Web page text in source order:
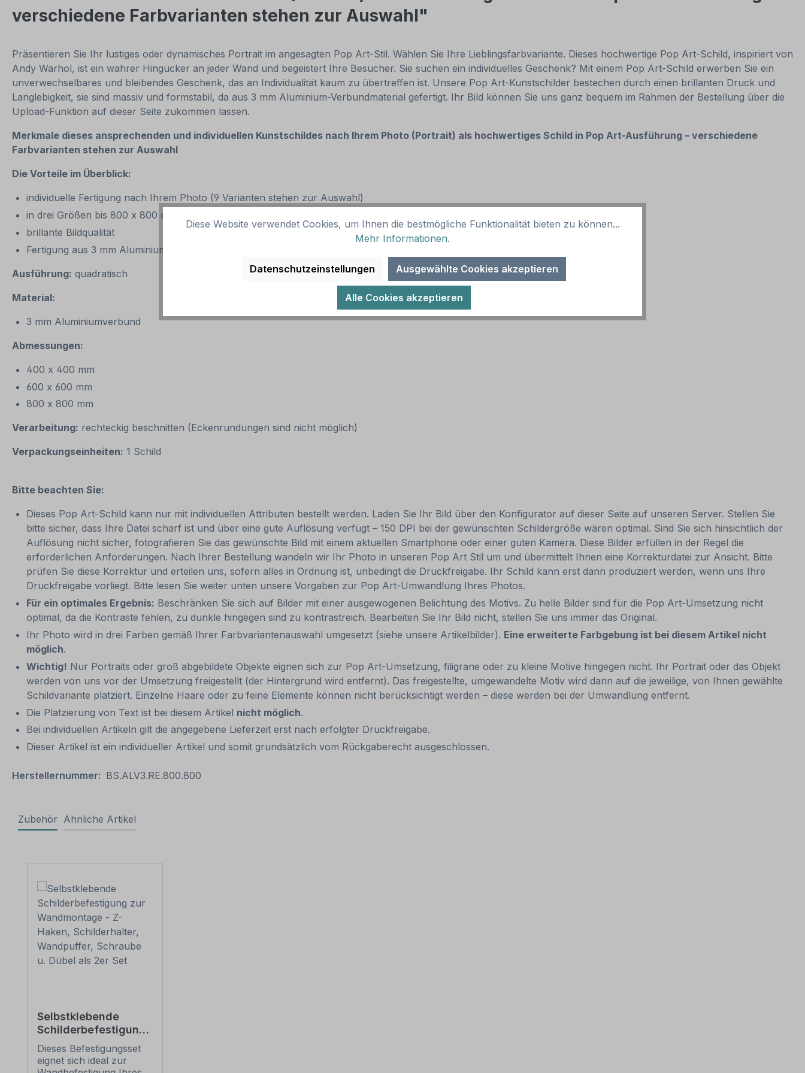
verschiedene Farbvarianten stehen zur Auswahl"
Präsentieren Sie Ihr lustiges oder dynamisches Portrait im angesagten Pop Art-Stil. Wählen Sie Ihre Lieblingsfarbvariante. Dieses hochwertige Pop Art-Schild, inspiriert von
Andy Warhol, ist ein wahrer Hingucker an jeder Wand und begeistert Ihre Besucher. Sie suchen ein individuelles Geschenk? Mit einem Pop Art-Schild erwerben Sie ein
unverwechselbares und bleibendes Geschenk, das an Individualität kaum zu übertreffen ist. Unsere Pop Art-Kunstschilder bestechen durch einen brillanten Druck und
Langlebigkeit, sie sind massiv und formstabil, da aus 3 mm Aluminium-Verbundmaterial gefertigt. Ihr Bild können Sie uns ganz bequem im Rahmen der Bestellung über die
Upload-Funktion auf dieser Seite zukommen lassen.
Merkmale dieses ansprechenden und individuellen Kunstschildes nach Ihrem Photo (Portrait) als hochwertiges Schild in Pop Art-Ausführung – verschiedene
Farbvarianten stehen zur Auswahl
Die Vorteile im Überblick:
individuelle Fertigung nach Ihrem Photo (9 Varianten stehen zur Auswahl)
in drei Größen bis 800 x 800 mm erhältlich (größere Formate sind möglich)
brillante Bildqualität
Fertigung aus 3 mm Aluminiumverbund
Ausführung: quadratisch
Material:
3 mm Aluminiumverbund
Abmessungen:
400 x 400 mm
600 x 600 mm
800 x 800 mm
Verarbeitung: rechteckig beschnitten (Eckenrundungen sind nicht möglich)
Verpackungseinheiten: 1 Schild
Bitte beachten Sie:
Dieses Pop Art-Schild kann nur mit individuellen Attributen bestellt werden. Laden Sie Ihr Bild über den Konfigurator auf dieser Seite auf unseren Server. Stellen Sie
bitte sicher, dass Ihre Datei scharf ist und über eine gute Auflösung verfügt – 150 DPI bei der gewünschten Schildergröße wären optimal. Sind Sie sich hinsichtlich der
Auflösung nicht sicher, fotografieren Sie das gewünschte Bild mit einem aktuellen Smartphone oder einer guten Kamera. Diese Bilder erfüllen in der Regel die
erforderlichen Anforderungen. Nach Ihrer Bestellung wandeln wir Ihr Photo in unseren Pop Art Stil um und übermittelt Ihnen eine Korrekturdatei zur Ansicht. Bitte
prüfen Sie diese Korrektur und erteilen uns, sofern alles in Ordnung ist, unbedingt die Druckfreigabe. Ihr Schild kann erst dann produziert werden, wenn uns Ihre
Druckfreigabe vorliegt. Bitte lesen Sie weiter unten unsere Vorgaben zur Pop Art-Umwandlung Ihres Photos.
Für ein optimales Ergebnis: Beschränken Sie sich auf Bilder mit einer ausgewogenen Belichtung des Motivs. Zu helle Bilder sind für die Pop Art-Umsetzung nicht
optimal, da die Kontraste fehlen, zu dunkle hingegen sind zu kontrastreich. Bearbeiten Sie Ihr Bild nicht, stellen Sie uns immer das Original.
Ihr Photo wird in drei Farben gemäß Ihrer Farbvariantenauswahl umgesetzt (siehe unsere Artikelbilder). Eine erweiterte Farbgebung ist bei diesem Artikel nicht
möglich.
Wichtig! Nur Portraits oder groß abgebildete Objekte eignen sich zur Pop Art-Umsetzung, filigrane oder zu kleine Motive hingegen nicht. Ihr Portrait oder das Objekt
werden von uns vor der Umsetzung freigestellt (der Hintergrund wird entfernt). Das freigestellte, umgewandelte Motiv wird dann auf die jeweilige, von Ihnen gewählte
Schildvariante platziert. Einzelne Haare oder zu feine Elemente können nicht berücksichtigt werden – diese werden bei der Umwandlung entfernt.
Die Platzierung von Text ist bei diesem Artikel nicht möglich.
Bei individuellen Artikeln gilt die angegebene Lieferzeit erst nach erfolgter Druckfreigabe.
Dieser Artikel ist ein individueller Artikel und somit grundsätzlich vom Rückgaberecht ausgeschlossen.
Herstellernummer: BS.ALV3.RE.800.800
Zubehör Ähnliche Artikel
Selbstklebende
Schilderbefestigung
zur Wandmontage -
Z-Haken,
Schilderhalter,
Dieses Befestigungsset
eignet sich ideal zur
Diese Website verwendet Cookies, um Ihnen die bestmögliche Funktionalität bieten zu können...
Mehr Informationen.
Datenschutzeinstellungen Ausgewählte Cookies akzeptieren
Alle Cookies akzeptieren